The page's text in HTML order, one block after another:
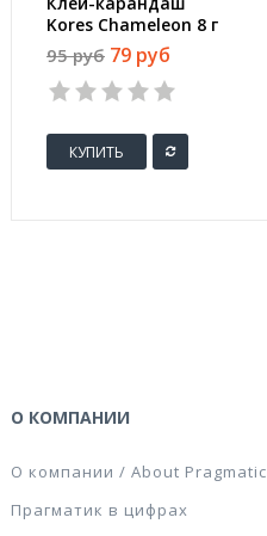
Kores Chameleon 8 г
цветной
(исчезающий цвет)
95 руб 79 руб
КУПИТЬ
О КОМПАНИИ
О компании / About Pragmatic
Прагматик в цифрах